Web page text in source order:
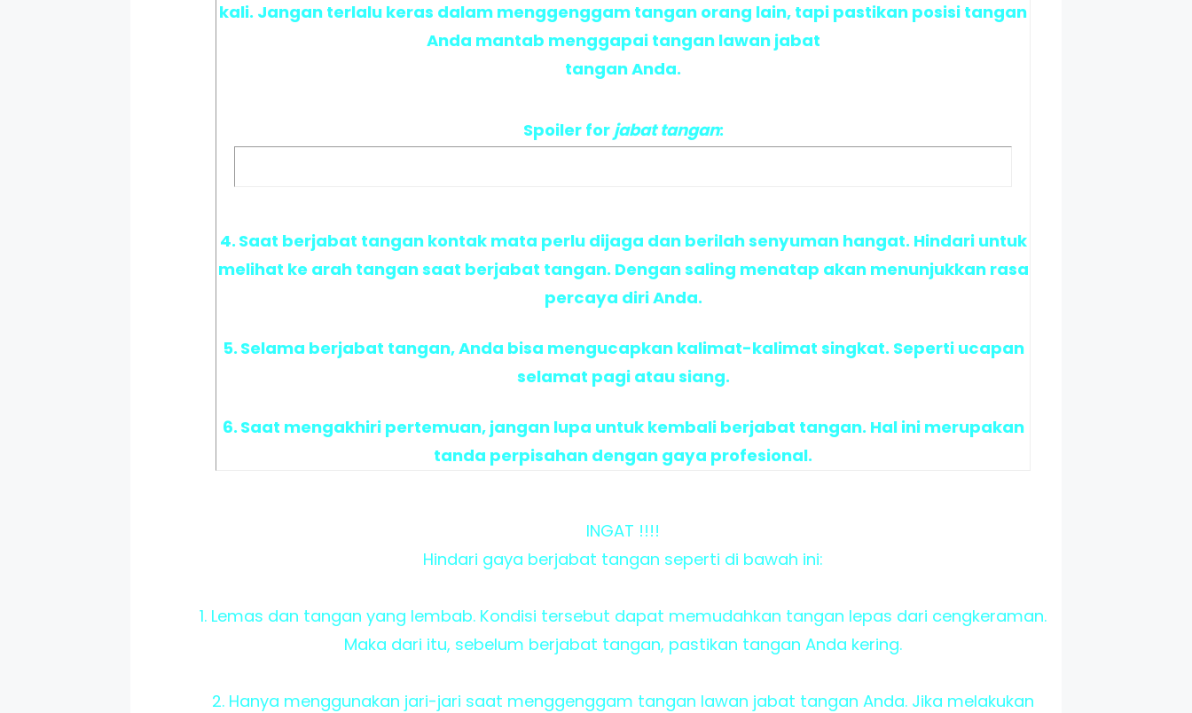
kali. Jangan terlalu keras dalam menggenggam tangan orang lain, tapi pastikan posisi tangan
Anda mantab menggapai tangan lawan jabat
tangan Anda.
Spoiler for jabat tangan:
4.Saat berjabat tangan kontak mata perlu dijaga dan berilah senyuman hangat. Hindari untuk
melihat ke arah tangan saat berjabat tangan. Dengan saling menatap akan menunjukkan rasa
percaya diri Anda.
5.Selama berjabat tangan, Anda bisa mengucapkan kalimat-kalimat singkat. Seperti ucapan
selamat pagi atau siang.
6.Saat mengakhiri pertemuan, jangan lupa untuk kembali berjabat tangan. Hal ini merupakan
tanda perpisahan dengan gaya profesional.
INGAT !!!!
Hindari gaya berjabat tangan seperti di bawah ini:
1. Lemas dan tangan yang lembab. Kondisi tersebut dapat memudahkan tangan lepas dari cengkeraman.
Maka dari itu, sebelum berjabat tangan, pastikan tangan Anda kering.
2. Hanya menggunakan jari-jari saat menggenggam tangan lawan jabat tangan Anda. Jika melakukan